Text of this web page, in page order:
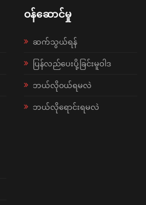
ဝန်ဆောင်မှု
ဆက်သွယ်ရန်
ပြန်လည်ပေးပို့ခြင်းမူဝါဒ
ဘယ်လို၀ယ်ရမလဲ
ဘယ်လိုရောင်းရမလဲ